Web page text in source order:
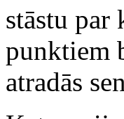
stāstu par
punktiem
atradās